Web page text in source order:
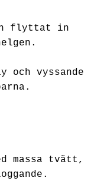
flyttat in
och vyssande
massa tvätt,